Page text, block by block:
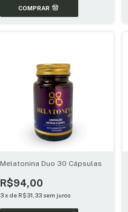
Melatonina Duo 30 Cápsulas
R$94,00
3xde R$31,33 sem juros